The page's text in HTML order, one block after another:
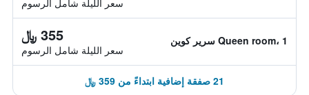
سعر الليلة شامل الرسوم
Queen room، 1 سرير كوين 355 ﷼
سعر الليلة شامل الرسوم
21 صفقة إضافية ابتداءً من 359 ﷼